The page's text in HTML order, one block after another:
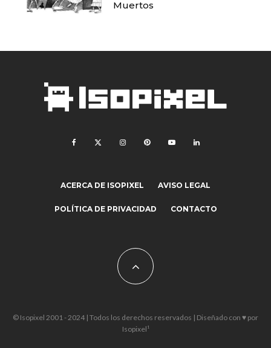
Muertos
ACERCA DE ISOPIXEL AVISO LEGAL
POLÍTICA DE PRIVACIDAD CONTACTO
© Isopixel 2001 - 2024 | Todos los derechos reservados | Diseñado con ♥ por
Isopixel¹